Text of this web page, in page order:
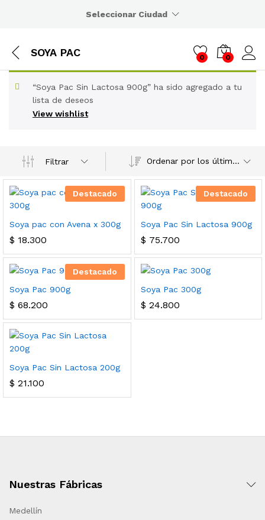
Seleccionar Ciudad
SOYA PAC 0 0
View wishlist
“Soya Pac Sin Lactosa 900g” ha sido agregado a tu
lista de deseos
Filtrar Ordenar por los últimos
Destacado
Soya pac con Avena x 300g
$ 18.300
Destacado
Soya Pac Sin Lactosa 900g
$ 75.700
Destacado
Soya Pac 900g
$ 68.200
Soya Pac 300g
$ 24.800
Soya Pac Sin Lactosa 200g
$ 21.100
Nuestras Fábricas
Medellín